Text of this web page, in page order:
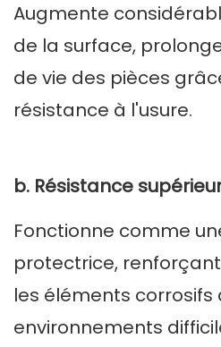
Augmente
de la surface,
de vie des pièces
résistance à l'usure.
b. Résistance
Fonctionne comme
protectrice,
les éléments corrosifs
environnements